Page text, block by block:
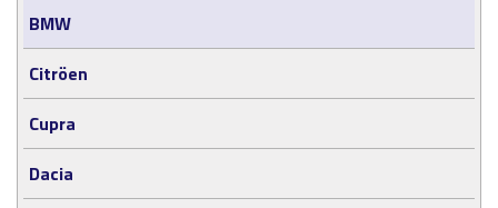
BMW
Citröen
Cupra
Dacia